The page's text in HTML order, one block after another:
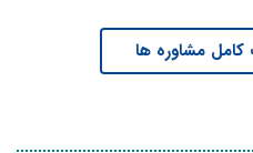
مشاوره ها